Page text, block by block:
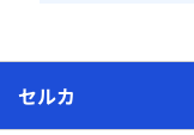
セルカ